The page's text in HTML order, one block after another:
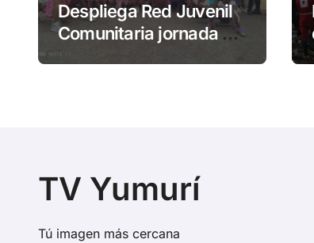
Despliega Red Juvenil
Comunitaria jornada de
impacto social en
TV Yumurí
Tú imagen más cercana